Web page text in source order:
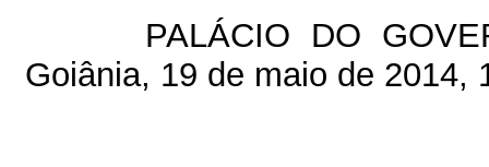
PALÁCIO DO
Goiânia, 19 de maio de 2014,